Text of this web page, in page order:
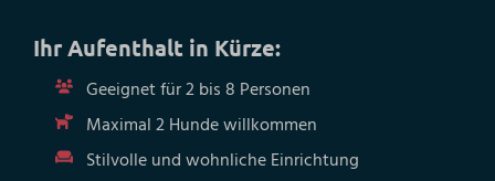
Ihr Aufenthalt in Kürze:
Geeignet für 2 bis 8 Personen
Maximal 2 Hunde willkommen
Stilvolle und wohnliche Einrichtung